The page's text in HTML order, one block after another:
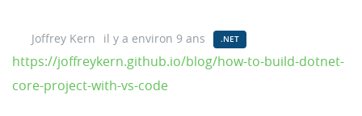
Joffrey Kern il y a environ 9 ans .NET
https://joffreykern.github.io/blog/how-to-build-dotnet-
core-project-with-vs-code